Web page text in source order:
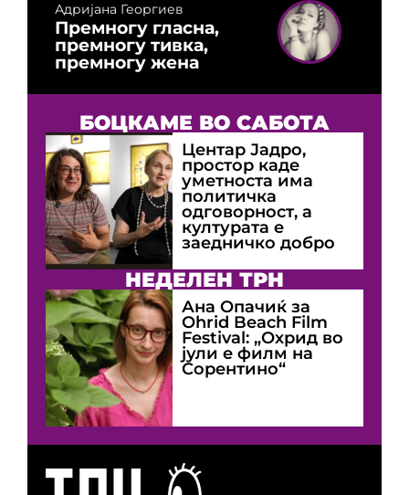
Адријана Георгиев
Премногу гласна,
премногу тивка,
премногу жена
БОЦКАМЕ ВО САБОТА
Центар Јадро,
простор каде
уметноста има
политичка
одговорност, а
културата е
заедничко добро
НЕДЕЛЕН ТРН
Ана Опачиќ за
Оhrid Beach Film
Festival: „Охрид во
јули е филм на
Сорентино“